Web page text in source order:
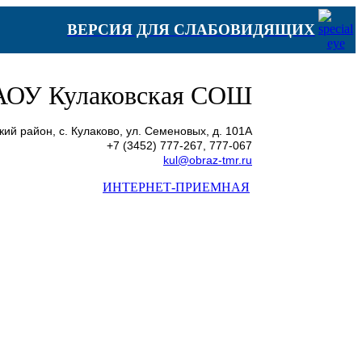
ВЕРСИЯ ДЛЯ СЛАБОВИДЯЩИХ
Кулаковская СОШ
район, с. Кулаково, ул. Семеновых, д. 101А
+7 (3452) 777-267, 777-067
kul@obraz-tmr.ru
ИНТЕРНЕТ-ПРИЕМНАЯ